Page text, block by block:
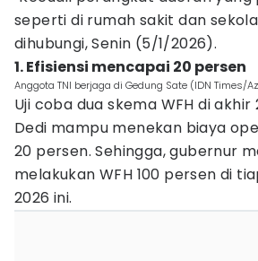
seperti di rumah sakit dan
dihubungi, Senin (5/1/2026).
1. Efisiensi mencapai 20 persen
Anggota TNI berjaga di Gedung Sate (IDN Times/
Uji coba dua skema WFH di akhir
Dedi mampu menekan biaya
20 persen. Sehingga, gubernur
melakukan WFH 100 persen di
2026 ini.